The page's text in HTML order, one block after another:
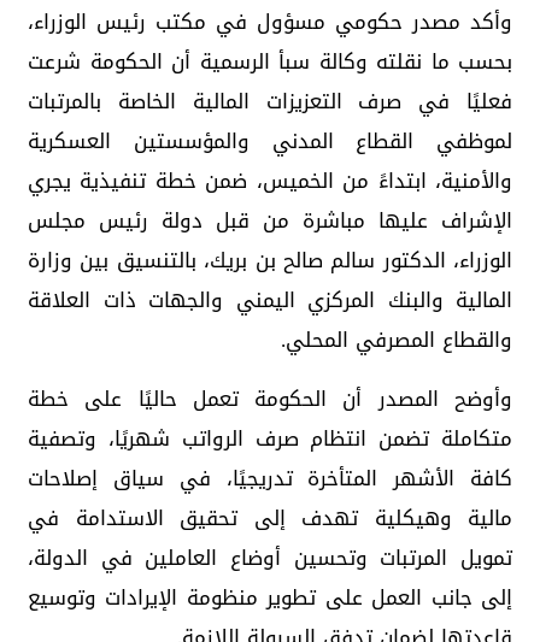
وأكد مصدر حكومي مسؤول في مكتب رئيس الوزراء،
بحسب ما نقلته وكالة سبأ الرسمية أن الحكومة شرعت
فعليًا في صرف التعزيزات المالية الخاصة بالمرتبات
لموظفي القطاع المدني والمؤسستين العسكرية
والأمنية، ابتداءً من الخميس، ضمن خطة تنفيذية يجري
الإشراف عليها مباشرة من قبل دولة رئيس مجلس
الوزراء، الدكتور سالم صالح بن بريك، بالتنسيق بين وزارة
المالية والبنك المركزي اليمني والجهات ذات العلاقة
والقطاع المصرفي المحلي.
وأوضح المصدر أن الحكومة تعمل حاليًا على خطة
متكاملة تضمن انتظام صرف الرواتب شهريًا، وتصفية
كافة الأشهر المتأخرة تدريجيًا، في سياق إصلاحات
مالية وهيكلية تهدف إلى تحقيق الاستدامة في
تمويل المرتبات وتحسين أوضاع العاملين في الدولة،
إلى جانب العمل على تطوير منظومة الإيرادات وتوسيع